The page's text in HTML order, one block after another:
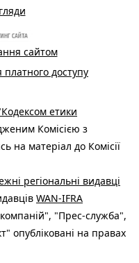
сайтом
доступу
етики
Комісією з
на матеріал до Комісії
регіональні видавці
WAN-IFRA
"Прес-служба",
опубліковані на правах